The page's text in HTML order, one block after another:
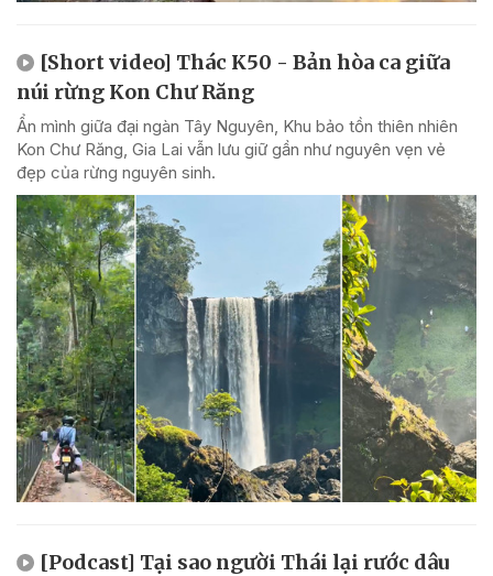
[Short video] Thác K50 - Bản hòa ca giữa
núi rừng Kon Chư Răng
Ẩn mình giữa đại ngàn Tây Nguyên, Khu bảo tồn thiên nhiên
Kon Chư Răng, Gia Lai vẫn lưu giữ gần như nguyên vẹn vẻ
đẹp của rừng nguyên sinh.
[Podcast] Tại sao người Thái lại rước dâu